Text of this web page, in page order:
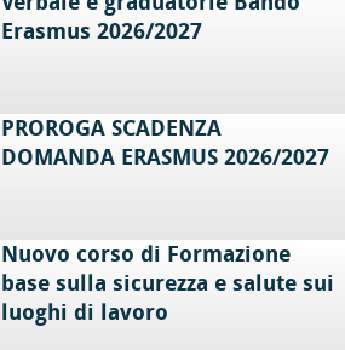
Erasmus 2026/2027
PROROGA SCADENZA
DOMANDA ERASMUS 2026/2027
Nuovo corso di Formazione
base sulla sicurezza e salute sui
luoghi di lavoro